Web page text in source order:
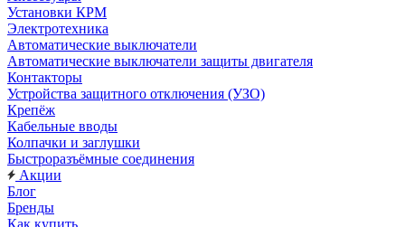
Установки КРМ
Электротехника
Автоматические выключатели
Автоматические выключатели защиты двигателя
Контакторы
Устройства защитного отключения (УЗО)
Крепёж
Кабельные вводы
Колпачки и заглушки
Быстроразъёмные соединения
Акции
Блог
Бренды
Как купить